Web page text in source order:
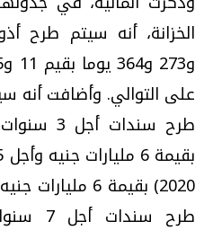
على التوالي. وأضافت أنه
2020) بقيمة 6
طرح